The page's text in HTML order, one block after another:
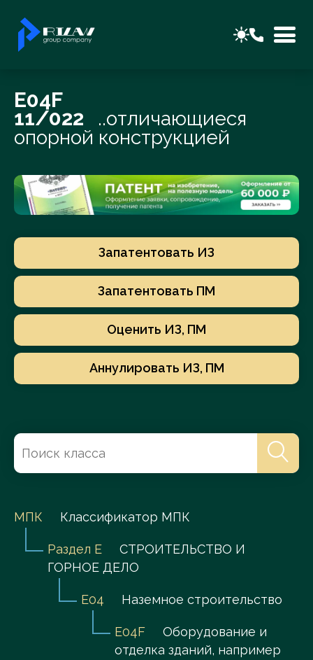
E04F
11/022
..отличающиеся
опорной конструкцией
Запатентовать ИЗ
Запатентовать ПМ
Оценить ИЗ, ПМ
Аннулировать ИЗ, ПМ
МПК Классификатор МПК
Раздел E
СТРОИТЕЛЬСТВО И
ГОРНОЕ ДЕЛО
E04 Наземное строительство
E04F
Оборудование и
отделка зданий, например